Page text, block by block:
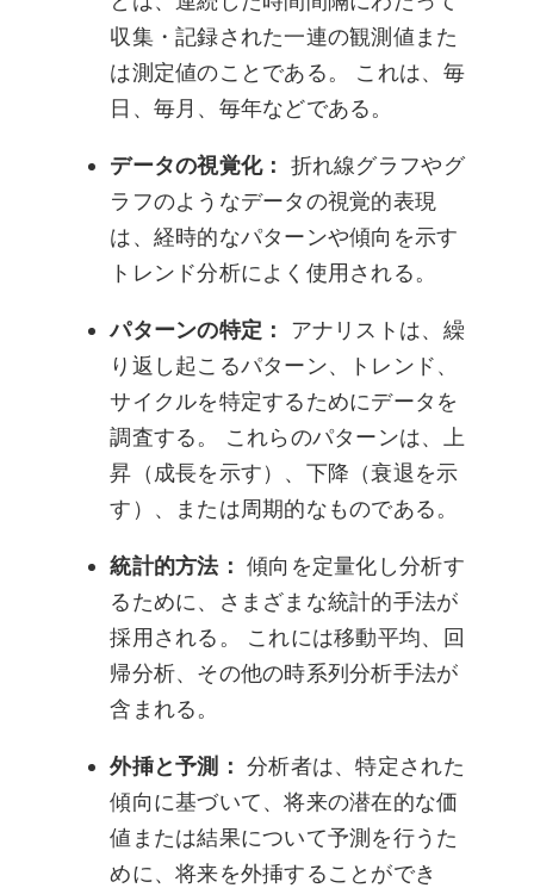
収集・記録された一連の観測値また
は測定値のことである。 これは、毎
日、毎月、毎年などである。
データの視覚化： 折れ線グラフやグ
ラフのようなデータの視覚的表現
は、経時的なパターンや傾向を示す
トレンド分析によく使用される。
パターンの特定： アナリストは、繰
り返し起こるパターン、トレンド、
サイクルを特定するためにデータを
調査する。 これらのパターンは、上
昇（成長を示す）、下降（衰退を示
す）、または周期的なものである。
統計的方法： 傾向を定量化し分析す
るために、さまざまな統計的手法が
採用される。 これには移動平均、回
帰分析、その他の時系列分析手法が
含まれる。
外挿と予測：分析者は、特定された
傾向に基づいて、将来の潜在的な価
値または結果について予測を行うた
めに、将来を外挿することができ